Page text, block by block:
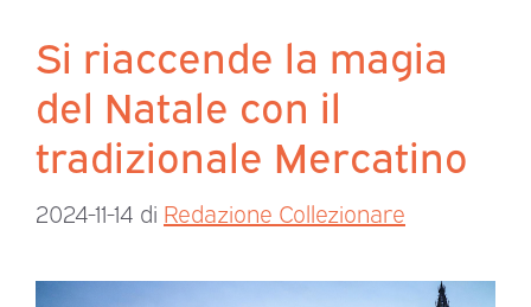
Si riaccende la magia
del Natale con il
tradizionale Mercatino
2024-11-14 di Redazione Collezionare